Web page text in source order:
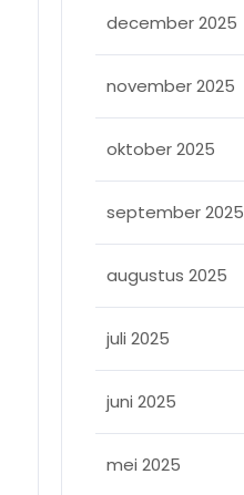
december 2025
november 2025
oktober 2025
september 2025
augustus 2025
juli 2025
juni 2025
mei 2025